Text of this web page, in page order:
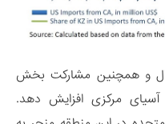
و همچنین مشارکت بخش
مرکزی افزایش دهد.